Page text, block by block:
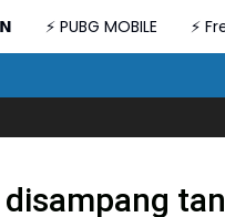
⚡ PUBG MOBILE ⚡
Prabowo: